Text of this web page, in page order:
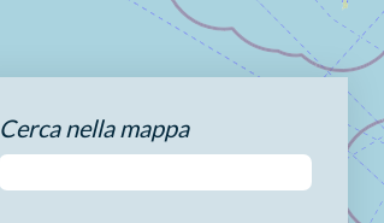
Cerca nella mappa